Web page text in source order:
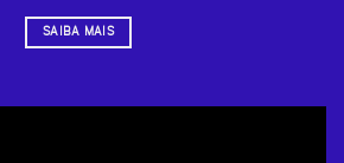
SAIBA MAIS